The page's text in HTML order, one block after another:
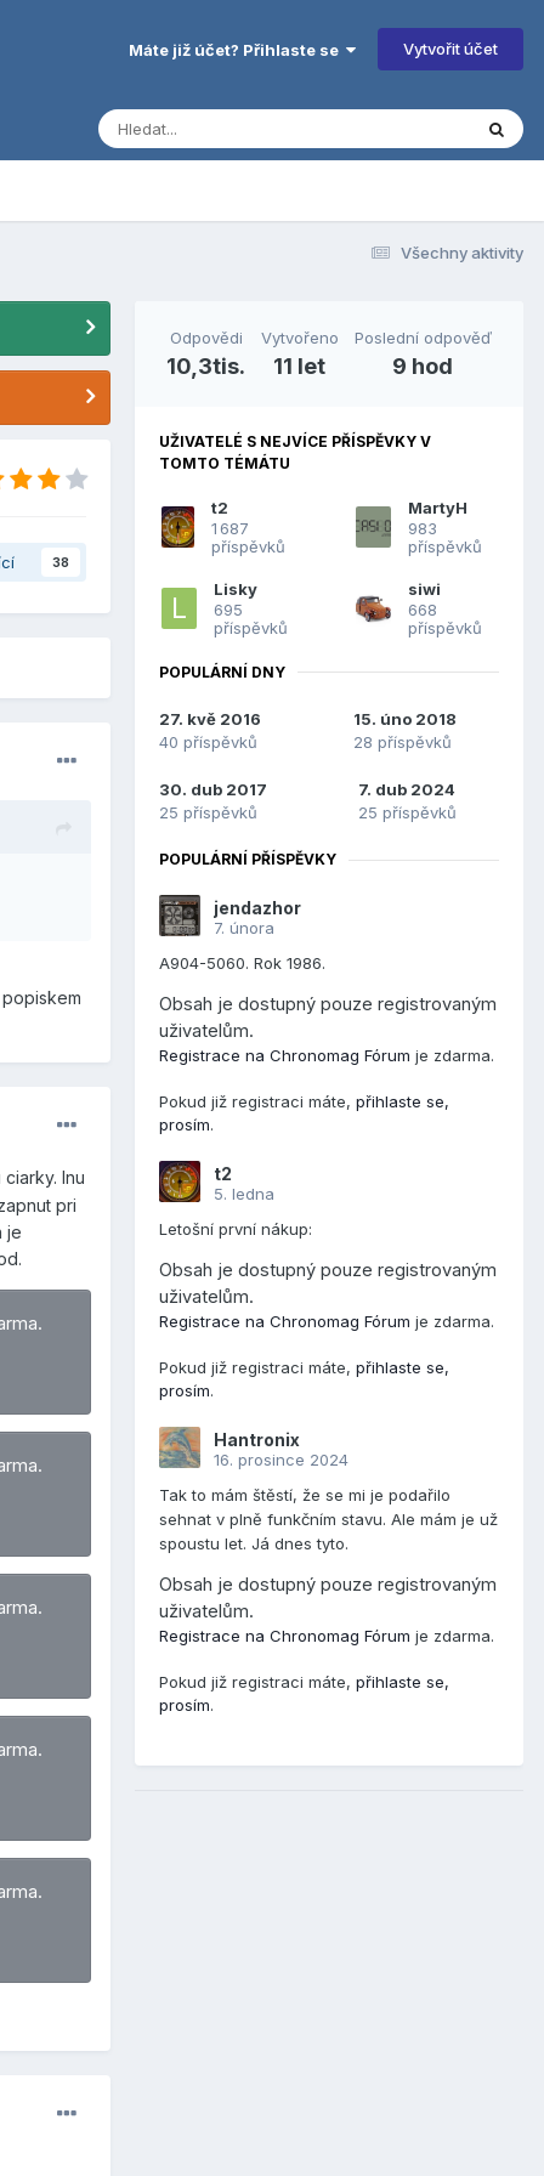
Máte již účet? Přihlaste se Vytvořit účet
Všechny aktivity
38
Inu
pri
je
Odpovědi
10,3tis.
Vytvořeno
11 let
Poslední odpověď
9 hod
UŽIVATELÉ S NEJVÍCE PŘÍSPĚVKY V
TOMTO TÉMÁTU
t2
1 687
příspěvků
MartyH
983
příspěvků
Lisky
695
příspěvků
siwi
668
příspěvků
POPULÁRNÍ DNY
27. kvě 2016
40 příspěvků
15. úno 2018
28 příspěvků
30. dub 2017
25 příspěvků
7. dub 2024
25 příspěvků
POPULÁRNÍ PŘÍSPĚVKY
jendazhor
7. února
A904-5060. Rok 1986.
Obsah je dostupný pouze registrovaným
uživatelům.
Registrace na Chronomag Fórum je zdarma.
Pokud již registraci máte, přihlaste se,
prosím.
t2
5. ledna
Letošní první nákup:
Obsah je dostupný pouze registrovaným
uživatelům.
Registrace na Chronomag Fórum je zdarma.
Pokud již registraci máte, přihlaste se,
prosím.
Hantronix
16. prosince 2024
Tak to mám štěstí, že se mi je podařilo
sehnat v plně funkčním stavu. Ale mám je už
spoustu let. Já dnes tyto.
Obsah je dostupný pouze registrovaným
uživatelům.
Registrace na Chronomag Fórum je zdarma.
Pokud již registraci máte, přihlaste se,
prosím.